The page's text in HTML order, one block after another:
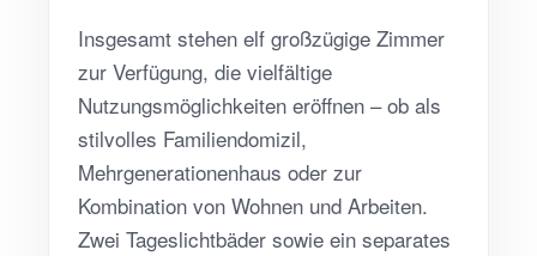
Insgesamt stehen elf großzügige Zimmer
zur Verfügung, die vielfältige
Nutzungsmöglichkeiten eröffnen – ob als
stilvolles Familiendomizil,
Mehrgenerationenhaus oder zur
Kombination von Wohnen und Arbeiten.
Zwei Tageslichtbäder sowie ein separates